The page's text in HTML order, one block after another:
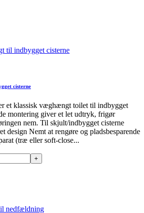
cisterne
et klassisk væghængt toilet til indbygget
montering giver et let udtryk, frigør
nem. Til skjult/indbygget cisterne
design Nemt at rengøre og pladsbesparende
(træ eller soft-close...
+